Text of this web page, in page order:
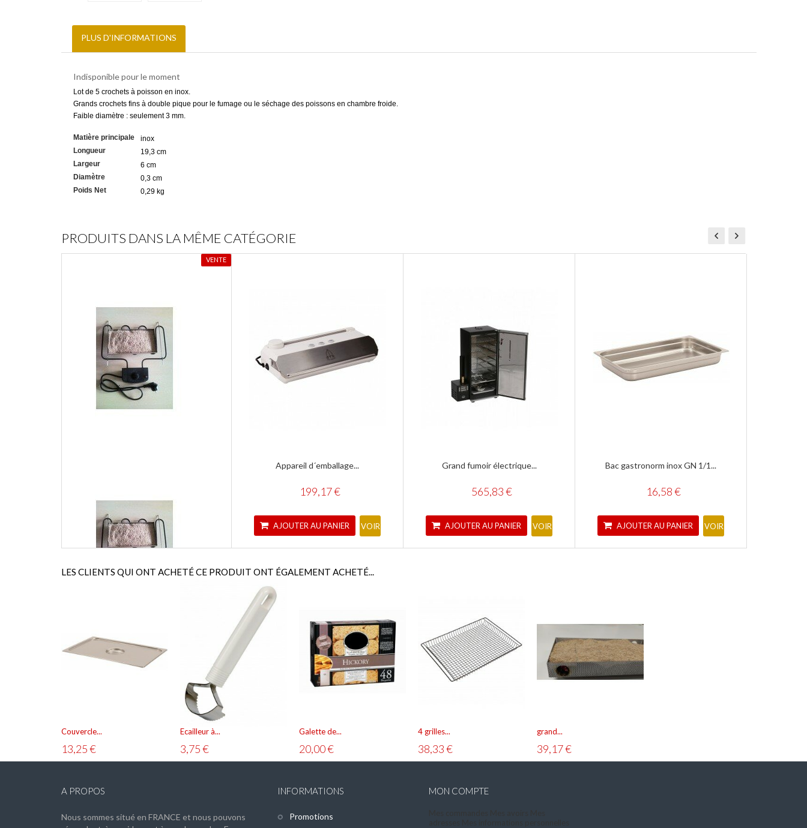
PLUS D'INFORMATIONS
Indisponible pour le moment
Lot de 5 crochets à poisson en inox.
Grands crochets fins à double pique pour le fumage ou le séchage des poissons en chambre froide.
Faible diamètre : seulement 3 mm.
Matière principale
inox
Longueur
19,3 cm
Largeur
6 cm
Diamètre
0,3 cm
Poids Net
0,29 kg
PRODUITS DANS LA MÊME CATÉGORIE
VENTE
Résistance électrique de...
VOIR
Appareil d´emballage...
199,17 €
AJOUTER AU PANIER VOIR
Grand fumoir électrique...
565,83 €
AJOUTER AU PANIER VOIR
Bac gastronorm inox GN 1/1...
16,58 €
AJOUTER AU PANIER VOIR
LES CLIENTS QUI ONT ACHETÉ CE PRODUIT ONT ÉGALEMENT ACHETÉ...
Couvercle...
13,25 €
Ecailleur à...
3,75 €
Galette de...
20,00 €
4 grilles...
38,33 €
grand...
39,17 €
A PROPOS
Nous sommes situé en FRANCE et nous pouvons
INFORMATIONS
Promotions
MON COMPTE